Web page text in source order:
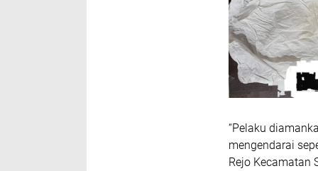
“Pelaku
mengendarai
Rejo Kecamatan